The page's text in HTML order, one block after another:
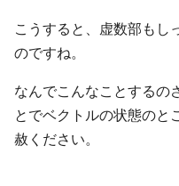
こうすると、虚数部もし
のですね。
なんでこんなことするの
とでベクトルの状態のと
赦ください。